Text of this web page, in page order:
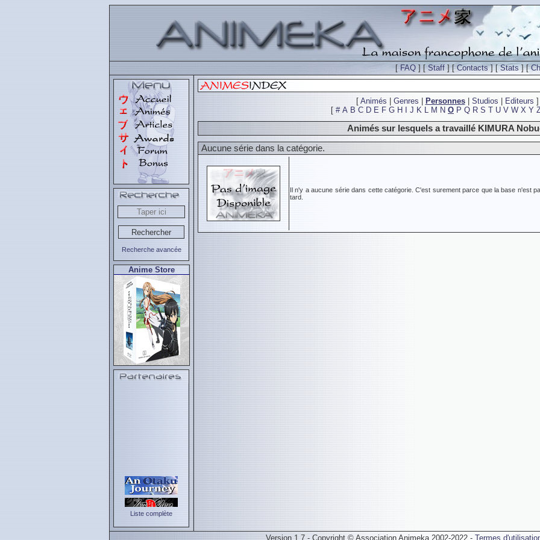
[FAQ ] [Staff ] [Contacts] [Stats] [
Recherche avancée
Anime Store
Liste complète
[ Animés Genres Personnes| Studios Editeurs ]
[ # A B C D E F G H J K L M N O P Q R S T U V W X Y
Animés sur lesquels a travaillé KIMURA
Aucune série dans la catégorie.
Il n'y a aucune série dans cette catégorie. C'est surement parce que la base n'est
tard.
Version 1.7 - Copyright © Association Animeka 2002-2022 - Termes